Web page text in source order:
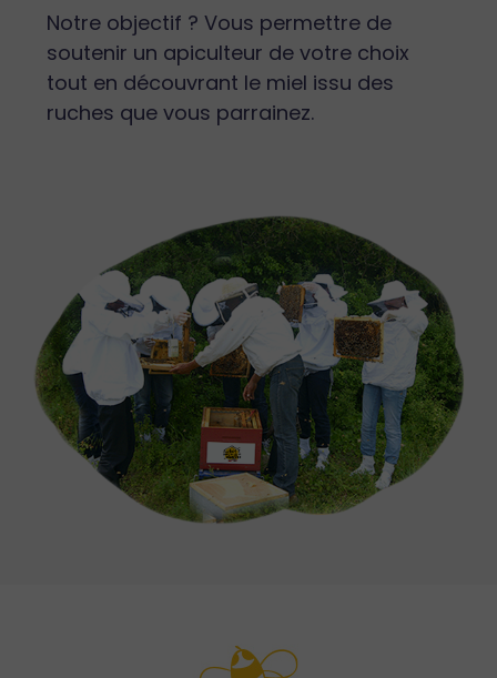
Notre objectif ? Vous permettre de
soutenir un apiculteur de votre choix
tout en découvrant le miel issu des
ruches que vous parrainez.